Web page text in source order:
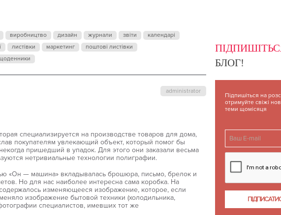
виробництво дизайн журнали звіти
календарі
листівки маркетинг
поштові листівки
administrator
специализируется на производстве товаров для дома,
покупателям увлекающий объект, который помог бы
пришедший в упадок. Для этого они заказали весьма
нетривиальные технологии полиграфии.
«Он — машина» вкладывалась брошюра, письмо, брелок и
Но для нас наиболее интересна сама коробка. На
изменяющееся изображение, которое, если
изображение бытовой техники (холодильника,
специалистов, имевших тот же
БЛОГ!
Підпишіться на
отримуйте свіжі
теми щомісяця